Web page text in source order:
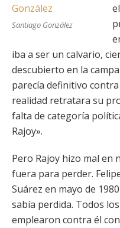
Santiago González
iba a ser un calvario,
descubierto en la
parecía definitivo
realidad retratara su
falta de categoría
Rajoy».
Pero Rajoy hizo mal en
fuera para perder.
Suárez en mayo de
sabía perdida. Todos
emplearon contra él